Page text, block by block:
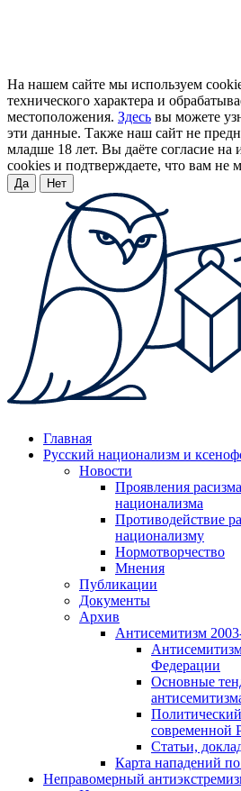
На нашем сайте мы используем
технического характера и
местоположения. Здесь вы можете
эти данные. Также наш сайт не
младше 18 лет. Вы даёте согласие на
cookies и подтверждаете, что вам не
Да Нет
Главная
Русский национализм и
Новости
Проявления
национализма
Противодействие
национализму
Нормотворчество
Мнения
Публикации
Документы
Архив
Антисемитизм
Федерации
Основные
современной
Статьи,
Карта нападений
Неправомерный